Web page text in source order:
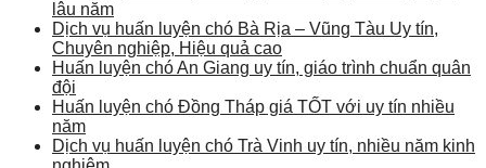
lâu năm
Dịch vụ huấn luyện chó Bà Rịa – Vũng Tàu Uy tín,
Chuyên nghiệp, Hiệu quả cao
Huấn luyện chó An Giang uy tín, giáo trình chuẩn quân
đội
Huấn luyện chó Đồng Tháp giá TỐT với uy tín nhiều
năm
Dịch vụ huấn luyện chó Trà Vinh uy tín, nhiều năm kinh